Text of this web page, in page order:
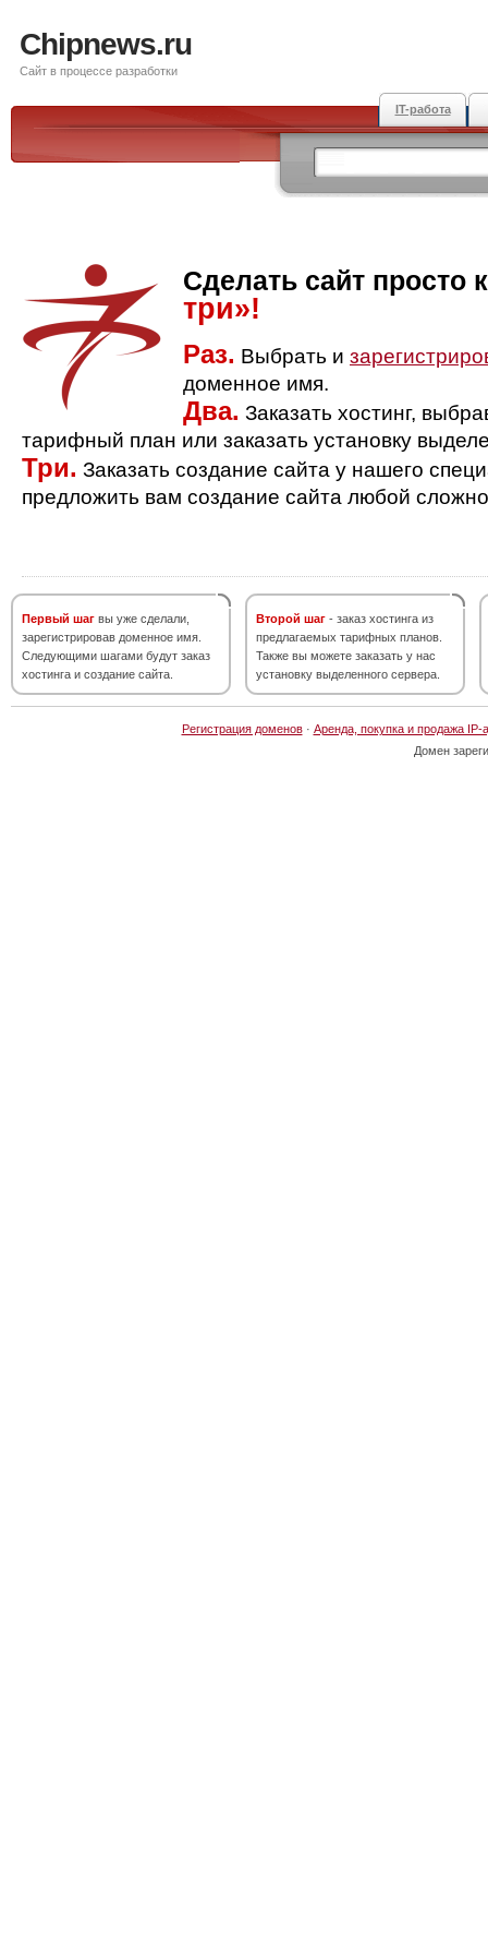
Chipnews.ru
Сайт в процессе разработки
IT-работа
Сделать сайт просто
три»!
Раз. Выбрать и
доменное имя.
Два. Заказать хостинг,
тарифный план или заказать установку
Три. Заказать создание сайта у нашего
предложить вам создание сайта любой
Первый шаг вы уже сделали,
зарегистрировав доменное имя.
Следующими шагами будут заказ
хостинга и создание сайта.
Второй шаг - заказ хостинга из
предлагаемых тарифных планов.
Также вы можете заказать у нас
установку выделенного сервера.
Регистрация доменов· Аренда, покупка и продажа IP-
Домен